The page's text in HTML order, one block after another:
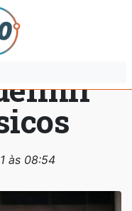
do
às 08:54